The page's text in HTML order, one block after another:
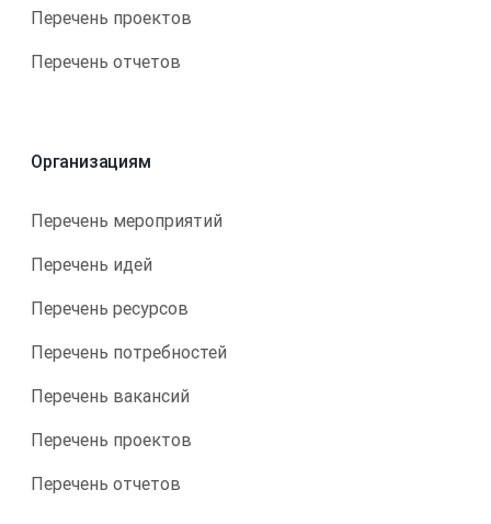
Перечень проектов
Перечень отчетов
Организациям
Перечень мероприятий
Перечень идей
Перечень ресурсов
Перечень потребностей
Перечень вакансий
Перечень проектов
Перечень отчетов